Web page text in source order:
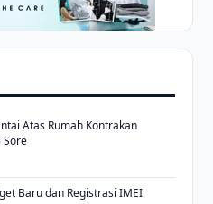
Atas Rumah Kontrakan
Sore
Baru dan Registrasi IMEI